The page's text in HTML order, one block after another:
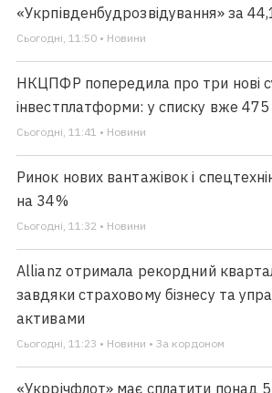
«Укрпівденбудрозвідування» за
Сьогодні, 11:50 • Новини
НКЦПФР попередила про три нові
інвестплатформи: у списку вже 475
Сьогодні, 11:41 • Новини
Ринок нових вантажівок і
на 34%
Сьогодні, 11:32 • Новини
Allianz отримала рекордний
завдяки страховому бізнесу та
активами
Сьогодні, 11:23 • Новини • За кордоном
«Укррічфлот» має сплатити понад